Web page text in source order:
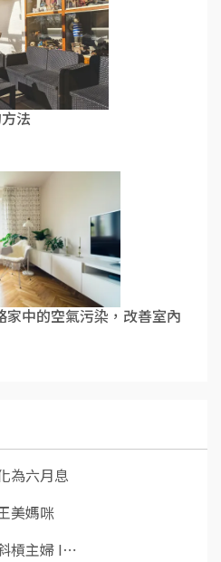
法
中的空氣污染，改善室內
為六月息
美媽咪
槓主婦 I⋯